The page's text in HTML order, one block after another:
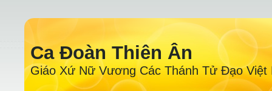
Ca Ðoàn Thiên Ân
Giáo Xứ Nữ Vương Các Thánh Tử Ðạo Việt